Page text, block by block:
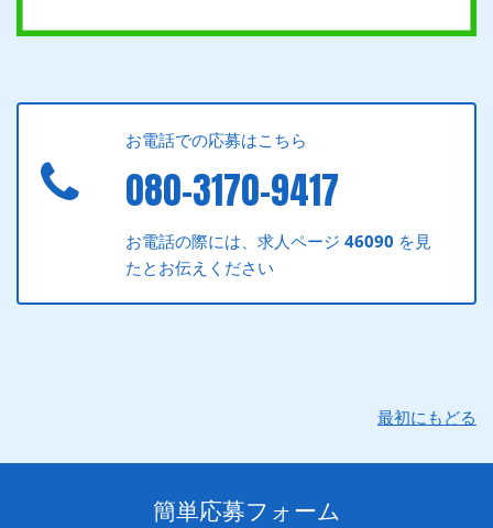
お電話での応募はこちら
080-3170-9417
お電話の際には、求人ページ46090 を見
たとお伝えください
最初にもどる
簡単応募フォーム